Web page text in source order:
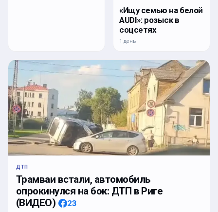
«Ищу семью на белой
AUDI»: розыск в
соцсетях
1 день
ДТП
Трамваи встали, автомобиль
опрокинулся на бок: ДТП в Риге
(ВИДЕО)
23